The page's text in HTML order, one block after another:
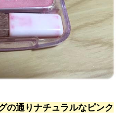
の通りナチュラルなピンク